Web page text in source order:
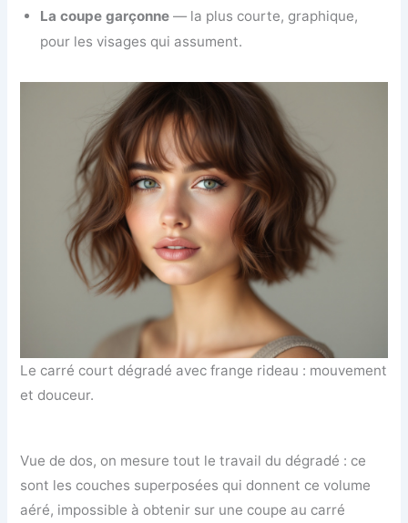
La coupe garçonne — la plus courte, graphique,
pour les visages qui assument.
Le carré court dégradé avec frange rideau : mouvement
et douceur.
Vue de dos, on mesure tout le travail du dégradé : ce
sont les couches superposées qui donnent ce volume
aéré, impossible à obtenir sur une coupe au carré